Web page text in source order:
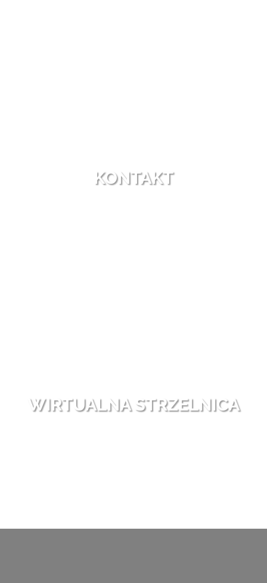
KONTAKT
WIRTUALNA STRZELNICA